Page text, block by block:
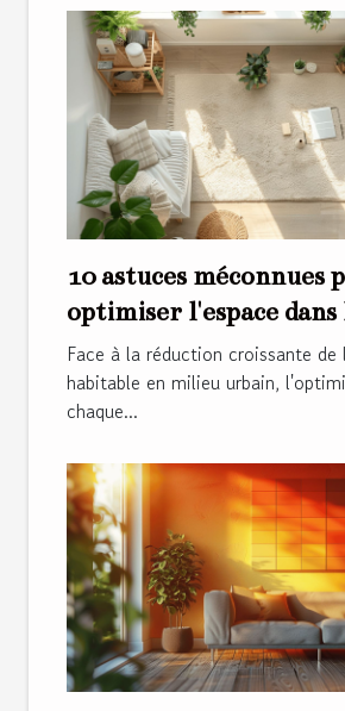
10 astuces méconnues
optimiser l'espace
appartements
Face à la réduction croissante de
habitable en milieu urbain,
chaque...